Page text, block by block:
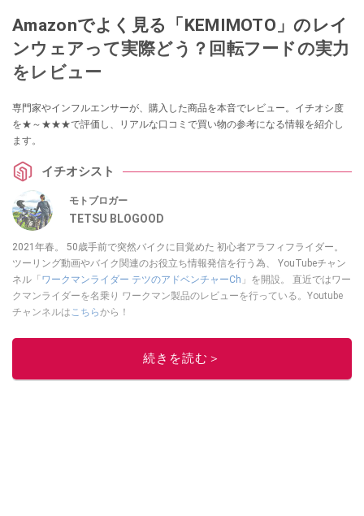
Amazonでよく見る「KEMIMOTO」のレイ
ンウェアって実際どう？回転フードの実力
をレビュー
専門家やインフルエンサーが、購入した商品を本音でレビュー。イチオシ度
を★～★★★で評価し、リアルな口コミで買い物の参考になる情報を紹介し
ます。
イチオシスト
モトブロガー
TETSU BLOGOOD
2021年春。 50歳手前で突然バイクに目覚めた 初心者アラフィフライダー。
ツーリング動画やバイク関連のお役立ち情報発信を行う為、 YouTubeチャン
ネル「 ワークマンライダー テツのアドベンチャーCh 」を開設。 直近ではワー
クマンライダーを名乗り ワークマン製品のレビューを行っている。Youtube
チャンネルはこちらから！
このイチオシストの他の記事を読む
続きを読む＞